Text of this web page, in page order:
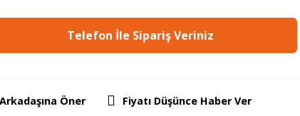
Telefon İle Sipariş Veriniz
Arkadaşına Öner Fiyatı Düşünce Haber Ver